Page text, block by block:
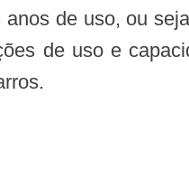
de uso, ou
de uso e